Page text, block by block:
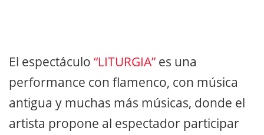
El espectáculo “LITURGIA” es una
performance con flamenco, con música
antigua y muchas más músicas, donde el
artista propone al espectador participar